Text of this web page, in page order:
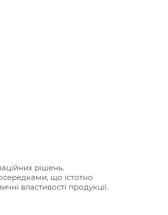
рішень.
що істотно
властивості продукції.